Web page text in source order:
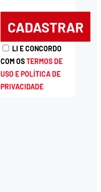
LI E CONCORDO
COM OSTERMOS DE
USO E POLÍTICA DE
PRIVACIDADE